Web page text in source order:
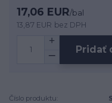
17,06 EUR/bal
13,87 EUR bez DPH
Pridať
Číslo produktu: